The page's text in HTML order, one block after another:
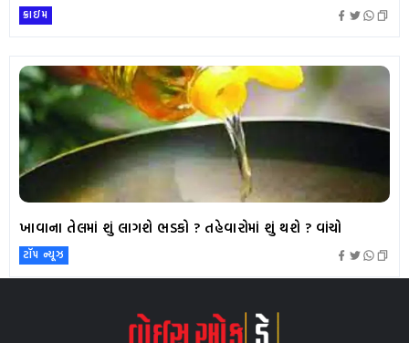
ક્રાઇમ
ખાવાના તેલમાં શું લાગશે ભડકો ? તહેવારોમાં શું થશે ? વાંચો
ટૉપ ન્યૂઝ